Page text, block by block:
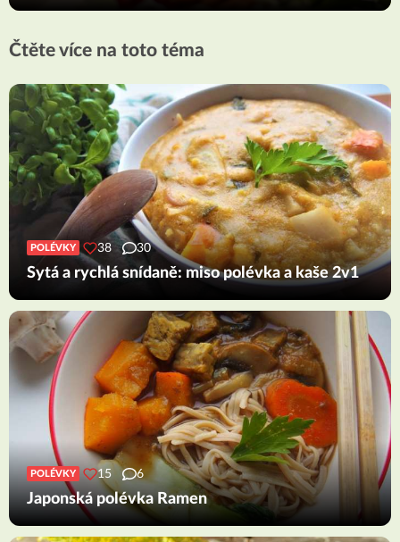
Čtěte více na toto téma
POLÉVKY 38 30
Sytá a rychlá snídaně: miso polévka a kaše 2v1
POLÉVKY 15 6
Japonská polévka Ramen